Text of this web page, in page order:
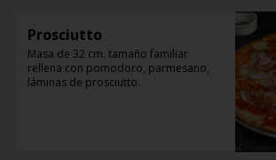
Prosciutto
Masa de 32 cm. tamaño familiar
rellena con pomodoro, parmesano,
láminas de prosciutto.